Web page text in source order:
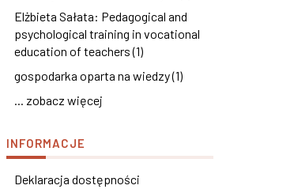
Elżbieta Sałata: Pedagogical and
psychological training in vocational
education of teachers (1)
gospodarka oparta na wiedzy (1)
... zobacz więcej
INFORMACJE
Deklaracja dostępności